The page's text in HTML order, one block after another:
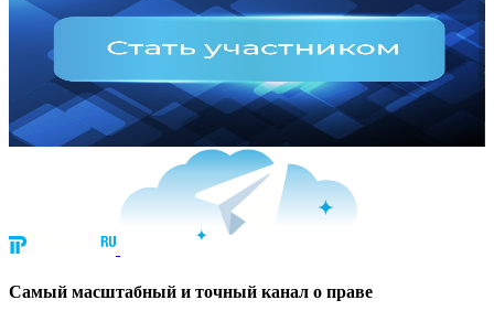
Cамый масштабный и точный канал о праве